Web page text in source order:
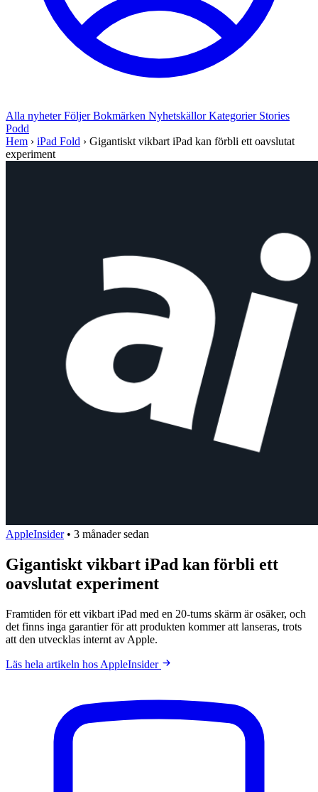
Alla nyheterFöljerBokmärken NyhetskällorKategorier Stories
Podd
Hem › iPad Fold › Gigantiskt vikbart iPad kan förbli ett oavslutat
experiment
AppleInsider • 3 månader sedan
Gigantiskt vikbart iPad kan förbli ett
oavslutat experiment
Framtiden för ett vikbart iPad med en 20-tums skärm är osäker, och
det finns inga garantier för att produkten kommer att lanseras, trots
att den utvecklas internt av Apple.
Läs hela artikeln hos AppleInsider